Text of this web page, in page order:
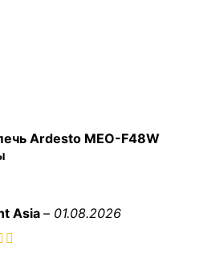
Ardesto MEO-F48W
Asia – 01.08.2026